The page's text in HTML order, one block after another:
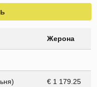
Жерона
€ 1 179.25